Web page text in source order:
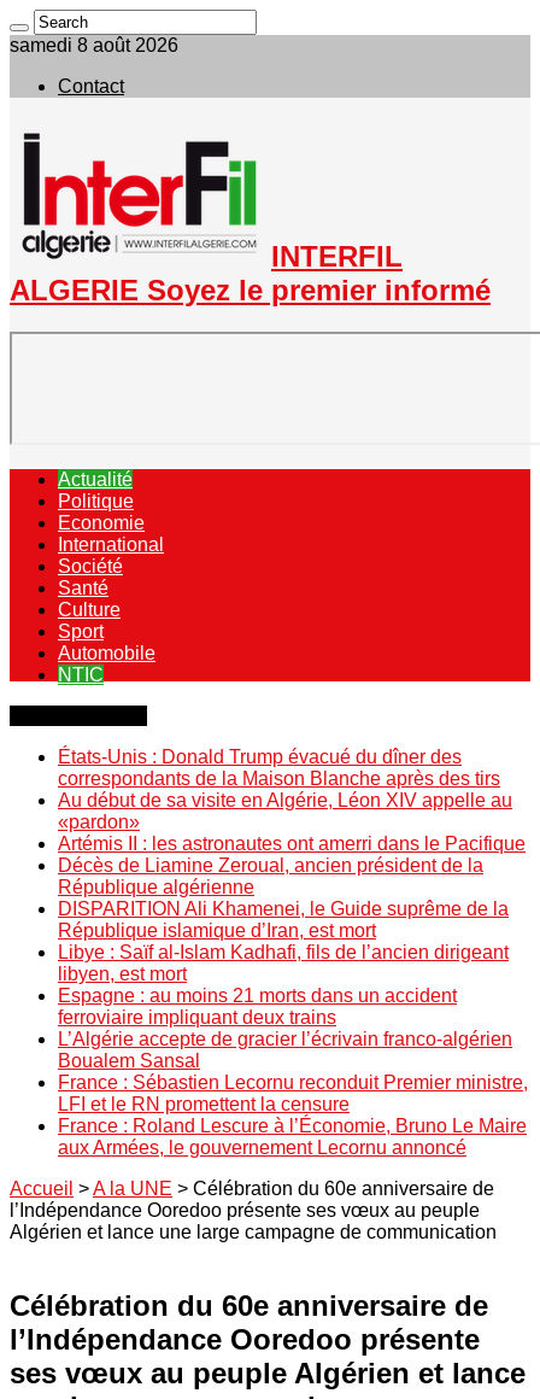
samedi 8 août 2026
Contact
INTERFIL
ALGERIE Soyez le premier informé
Actualité
Politique
Economie
International
Société
Santé
Culture
Sport
Automobile
NTIC
États-Unis : Donald Trump évacué du dîner des
correspondants de la Maison Blanche après des tirs
Au début de sa visite en Algérie, Léon XIV appelle au
«pardon»
Artémis II : les astronautes ont amerri dans le Pacifique
Décès de Liamine Zeroual, ancien président de la
République algérienne
DISPARITION Ali Khamenei, le Guide suprême de la
République islamique d’Iran, est mort
Libye : Saïf al-Islam Kadhafi, fils de l’ancien dirigeant
libyen, est mort
Espagne : au moins 21 morts dans un accident
ferroviaire impliquant deux trains
L’Algérie accepte de gracier l’écrivain franco-algérien
Boualem Sansal
France : Sébastien Lecornu reconduit Premier ministre,
LFI et le RN promettent la censure
France : Roland Lescure à l’Économie, Bruno Le Maire
aux Armées, le gouvernement Lecornu annoncé
Accueil >A la UNE > Célébration du 60e anniversaire de
l’Indépendance Ooredoo présente ses vœux au peuple
Algérien et lance une large campagne de communication
Célébration du 60e anniversaire de
l’Indépendance Ooredoo présente
ses vœux au peuple Algérien et lance